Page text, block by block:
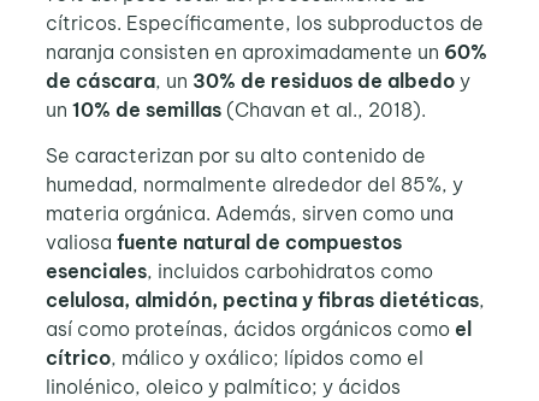
cítricos. Específicamente, los subproductos de
naranja consisten en aproximadamente un 60%
de cáscara, un 30% de residuos de albedoy
un 10% de semillas(Chavan et al., 2018).
Se caracterizan por su alto contenido de
humedad, normalmente alrededor del 85%, y
materia orgánica. Además, sirven como una
valiosa fuente natural de compuestos
esenciales, incluidos carbohidratos como
celulosa, almidón, pectina y fibras dietéticas,
así como proteínas, ácidos orgánicos como el
cítrico, málico y oxálico; lípidos como el
linolénico, oleico y palmítico; y ácidos